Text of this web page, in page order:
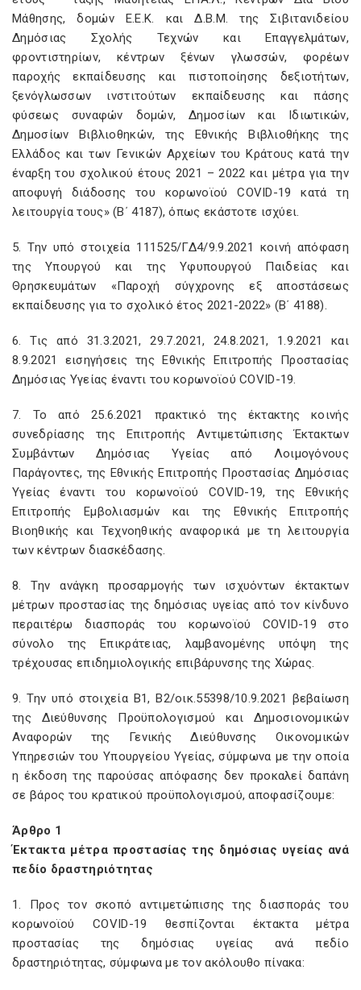
Μάθησης, δομών Ε.Ε.Κ. και Δ.Β.Μ. της Σιβιτανιδείου
Δημόσιας Σχολής Τεχνών και Επαγγελμάτων,
φροντιστηρίων, κέντρων ξένων γλωσσών, φορέων
παροχής εκπαίδευσης και πιστοποίησης δεξιοτήτων,
ξενόγλωσσων ινστιτούτων εκπαίδευσης και πάσης
φύσεως συναφών δομών, Δημοσίων και Ιδιωτικών,
Δημοσίων Βιβλιοθηκών, της Εθνικής Βιβλιοθήκης της
Ελλάδος και των Γενικών Αρχείων του Κράτους κατά την
έναρξη του σχολικού έτους 2021 – 2022 και μέτρα για την
αποφυγή διάδοσης του κορωνοϊού COVID-19 κατά τη
λειτουργία τους» (Β΄ 4187), όπως εκάστοτε ισχύει.
5. Την υπό στοιχεία 111525/ΓΔ4/9.9.2021 κοινή απόφαση
της Υπουργού και της Υφυπουργού Παιδείας και
Θρησκευμάτων «Παροχή σύγχρονης εξ αποστάσεως
εκπαίδευσης για το σχολικό έτος 2021-2022» (Β΄ 4188).
6. Τις από 31.3.2021, 29.7.2021, 24.8.2021, 1.9.2021 και
8.9.2021 εισηγήσεις της Εθνικής Επιτροπής Προστασίας
Δημόσιας Υγείας έναντι του κορωνοϊού COVID-19.
7. Το από 25.6.2021 πρακτικό της έκτακτης κοινής
συνεδρίασης της Επιτροπής Αντιμετώπισης Έκτακτων
Συμβάντων Δημόσιας Υγείας από Λοιμογόνους
Παράγοντες, της Εθνικής Επιτροπής Προστασίας Δημόσιας
Υγείας έναντι του κορωνοϊού COVID-19, της Εθνικής
Επιτροπής Εμβολιασμών και της Εθνικής Επιτροπής
Βιοηθικής και Τεχνοηθικής αναφορικά με τη λειτουργία
των κέντρων διασκέδασης.
8. Την ανάγκη προσαρμογής των ισχυόντων έκτακτων
μέτρων προστασίας της δημόσιας υγείας από τον κίνδυνο
περαιτέρω διασποράς του κορωνοϊού COVID-19 στο
σύνολο της Επικράτειας, λαμβανομένης υπόψη της
τρέχουσας επιδημιολογικής επιβάρυνσης της Χώρας.
9. Την υπό στοιχεία Β1, Β2/οικ.55398/10.9.2021 βεβαίωση
της Διεύθυνσης Προϋπολογισμού και Δημοσιονομικών
Αναφορών της Γενικής Διεύθυνσης Οικονομικών
Υπηρεσιών του Υπουργείου Υγείας, σύμφωνα με την οποία
η έκδοση της παρούσας απόφασης δεν προκαλεί δαπάνη
σε βάρος του κρατικού προϋπολογισμού, αποφασίζουμε:
Άρθρο 1
Έκτακτα μέτρα προστασίας της δημόσιας υγείας ανά
πεδίο δραστηριότητας
1. Προς τον σκοπό αντιμετώπισης της διασποράς του
κορωνοϊού COVID-19 θεσπίζονται έκτακτα μέτρα
προστασίας της δημόσιας υγείας ανά πεδίο
δραστηριότητας, σύμφωνα με τον ακόλουθο πίνακα: